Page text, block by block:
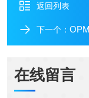
返回列表
下一个：
在线留言